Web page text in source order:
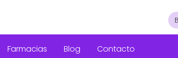
Farmacias Blog Contacto